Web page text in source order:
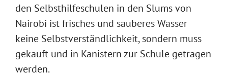
den Selbsthilfeschulen in den Slums von
Nairobi ist frisches und sauberes Wasser
keine Selbstverständlichkeit, sondern muss
gekauft und in Kanistern zur Schule getragen
werden.